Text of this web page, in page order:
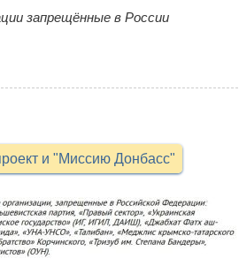
запрещённые в России
и "Миссию Донбасс"